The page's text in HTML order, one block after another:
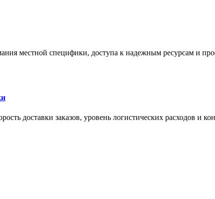
местной специфики, доступа к надежным ресурсам и
доставки заказов, уровень логистических расходов и